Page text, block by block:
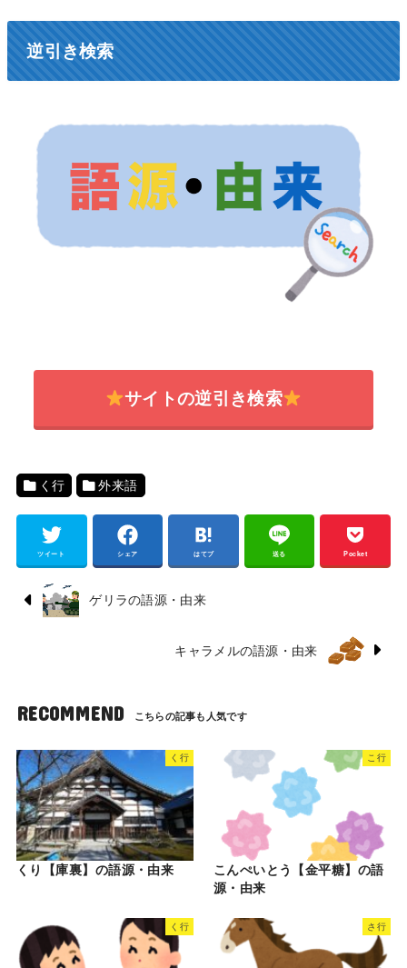
逆引き検索
サイトの逆引き検索
く行 外来語
ツイート シェア はてブ 送る Pocket
ゲリラの語源・由来
キャラメルの語源・由来
RECOMMEND
く行
くり【庫裏】の語源・由来
こ行
こんぺいとう【金平糖】の語
源・由来
く行 さ行